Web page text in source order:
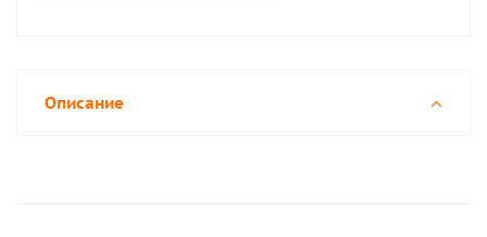
Описание